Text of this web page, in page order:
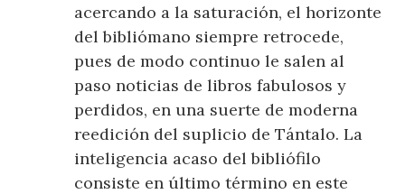
acercando a la saturación, el horizonte
del bibliómano siempre retrocede,
pues de modo continuo le salen al
paso noticias de libros fabulosos y
perdidos, en una suerte de moderna
reedición del suplicio de Tántalo. La
inteligencia acaso del bibliófilo
consiste en último término en este